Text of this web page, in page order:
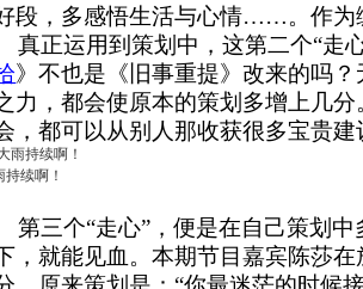
段，多感悟生活与心情……。作为
真正运用到策划中， 这第二个“走
》不也是《旧事重提》改来的吗
力，都会使原本的策划 多增上几分
，都可以从别人那收获很多宝贵建
持续啊！
第三个“走心”，便是在自己策划中
，就能见血。本期节目嘉宾陈莎